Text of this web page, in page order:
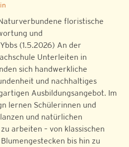
floristische
und
(1.5.2026) An der
Unterleiten in
sich handwerkliche
und nachhaltiges
Ausbildungsangebot. Im
lernen Schülerinnen und
und natürlichen
arbeiten – von klassischen
bis hin zu